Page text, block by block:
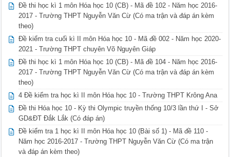
nguyên tử trung tâm P
0 0,0592 Cl2 0,0592 1
E E lg 1,36 lg 1,478(V)
Cl / 2Cl Cl / 2Cl 2 2
2 2 2 Cl 2 (0,01)
Khi đó:
0,5 đ
+  2
2 MnO4 + 16H +10Cl  Mn + 8H2O 5Cl2
Epu E 2 E 0,147 0
MnO4 / Mn Cl2 / 2Cl
Vậy phản ứng không xảy ra.
3 Vì H 51,8kJ > 0. Nên chiều thuận là chiều thu nhiệt,
chiều tỏa nhiệt .
Theo nguyên lý LeChatelier cho thấy:
- Khi tăng nhiệt độ, cân bằng của hệ không còn ở trạng
xu hướng chuyển dịch theo chiều thu nhiệt do đó làm tăng
- Khi tăng áp suất, cân bằng của hệ không chuyển dịch do
Đề thi học kì 1 môn Hóa học 10 (CB) - Mã đề 102 - Năm học 2016-
2017 - Trường THPT Nguyễn Văn Cừ (Có ma trận và đáp án kèm
theo)
Đề kiểm tra cuối kì II môn Hóa học 10 - Mã đề 002 - Năm học 2020-
2021 - Trường THPT chuyên Võ Nguyên Giáp
Đề thi học kì 1 môn Hóa học 10 (CB) - Mã đề 104 - Năm học 2016-
2017 - Trường THPT Nguyễn Văn Cừ (Có ma trận và đáp án kèm
theo)
4 Đề kiểm tra học kì II môn Hóa học 10 - Trường THPT Krông Ana
Đề thi Hóa học 10 - Kỳ thi Olympic truyền thống 10/3 lần thứ I - Sở
GD&ĐT Đắk Lắk (Có đáp án)
Đề kiểm tra 1 học kì II môn Hóa học 10 (Bài số 1) - Mã đề 110 -
Năm học 2016-2017 - Trường THPT Nguyễn Văn Cừ (Có ma trận
và đáp án kèm theo)